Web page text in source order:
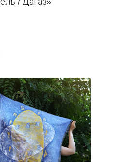
/ Дагаз»